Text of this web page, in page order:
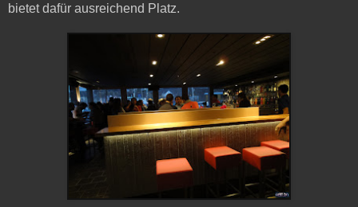
bietet dafür ausreichend Platz.